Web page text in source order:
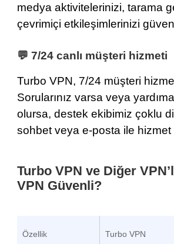
medya aktivitelerinizi, tarama
çevrimiçi etkileşimlerinizi
💬 7/24 canlı müşteri hizmeti
Turbo VPN, 7/24 müşteri
Sorularınız varsa veya
olursa, destek ekibimiz çoklu
sohbet veya e-posta ile hizmet
Turbo VPN ve Diğer
VPN Güvenli?
Özellik Turbo VPN